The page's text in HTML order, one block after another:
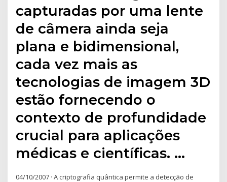
capturadas por uma lente
de câmera ainda seja
plana e bidimensional,
cada vez mais as
tecnologias de imagem 3D
estão fornecendo o
contexto de profundidade
crucial para aplicações
médicas e científicas. …
04/10/2007 · A criptografia quântica permite a detecção de